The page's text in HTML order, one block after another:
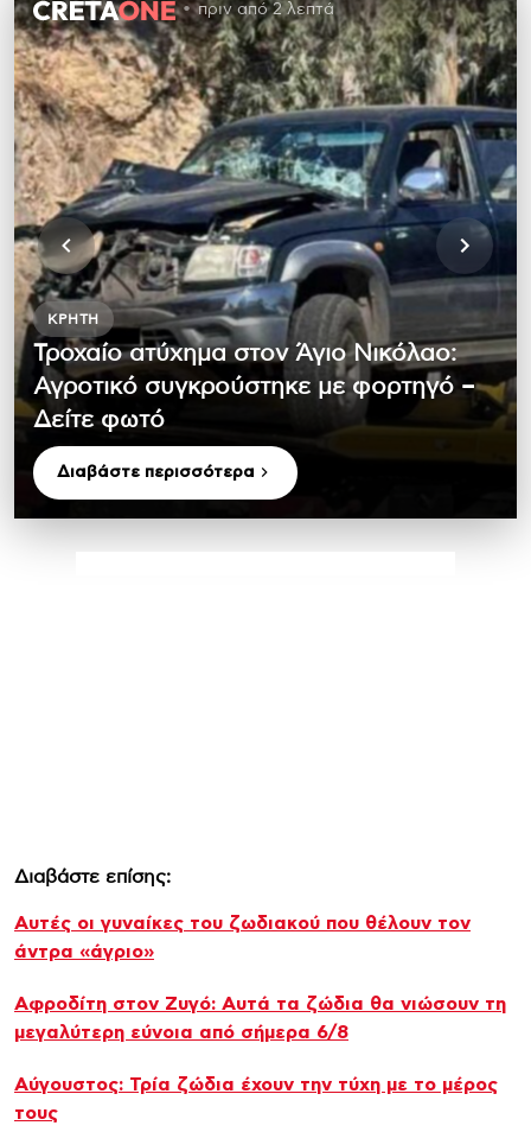
πριν από 2 λεπτά
ΚΡΉΤΗ
Τροχαίο ατύχημα στον Άγιο Νικόλαο:
Αγροτικό συγκρούστηκε με φορτηγό –
Δείτε φωτό
Διαβάστε περισσότερα
Διαβάστε επίσης:
Αυτές οι γυναίκες του ζωδιακού που θέλουν τον
άντρα «άγριο»
Αφροδίτη στον Ζυγό: Αυτά τα ζώδια θα νιώσουν τη
μεγαλύτερη εύνοια από σήμερα 6/8
Αύγουστος: Τρία ζώδια έχουν την τύχη με το μέρος
τους